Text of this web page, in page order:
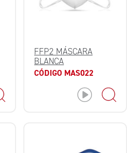
FFP2 MÁSCARA
BLANCA
CÓDIGO MAS022